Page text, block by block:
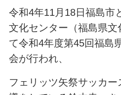
令和4年11月18日福島市
文化センター（福島県
て令和4年度第45回福島
会が行われ、
フェリッツ矢祭サッカ